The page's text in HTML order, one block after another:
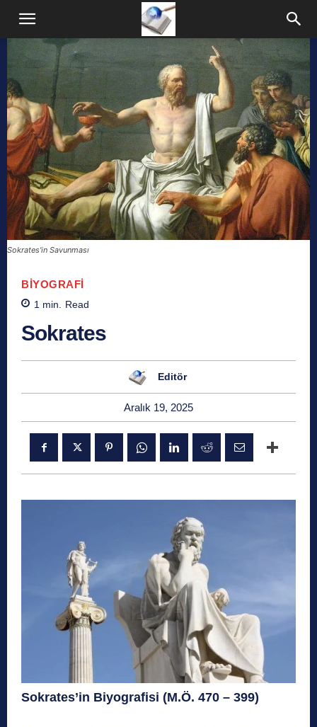
Sokrates'in Savunması
BIYOGRAFI
1 min. Read
Sokrates
Editör
Aralık 19, 2025
Sokrates’in Biyografisi (M.Ö. 470 – 399)